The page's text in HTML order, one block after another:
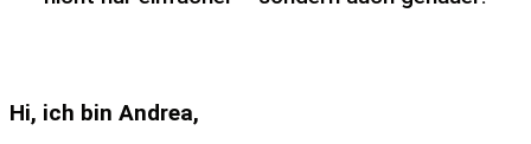
Hi, ich bin Andrea,